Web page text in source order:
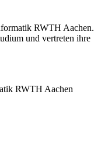
RWTH Aachen.
und vertreten ihre
RWTH Aachen